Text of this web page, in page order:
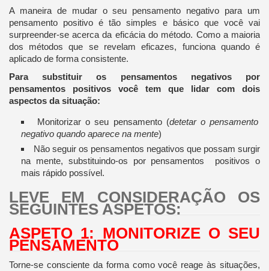
A maneira de mudar o seu pensamento negativo para um
pensamento positivo é tão simples e básico que você vai
surpreender-se acerca da eficácia do método. Como a maioria
dos métodos que se revelam eficazes, funciona quando é
aplicado de forma consistente.
Para substituir os pensamentos negativos por
pensamentos positivos você tem que lidar com dois
aspectos da situação:
Monitorizar o seu pensamento (detetar o pensamento
negativo quando aparece na mente)
Não seguir os pensamentos negativos que possam surgir
na mente, substituindo-os por pensamentos positivos o
mais rápido possível.
LEVE EM CONSIDERAÇÃO OS
SEGUINTES ASPETOS:
ASPETO 1: MONITORIZE O SEU
PENSAMENTO
Torne-se consciente da forma como você reage às situações,